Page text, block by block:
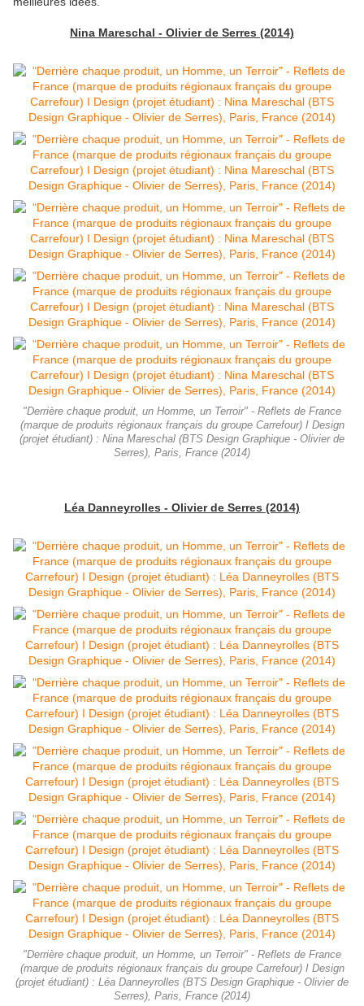
Nina Mareschal - Olivier de Serres (2014)
"Derrière chaque produit, un Homme, un Terroir" - Reflets de France
(marque de produits régionaux français du groupe Carrefour) I Design
(projet étudiant) : Nina Mareschal (BTS Design Graphique - Olivier de
Serres), Paris, France (2014)
Léa Danneyrolles - Olivier de Serres (2014)
"Derrière chaque produit, un Homme, un Terroir" - Reflets de France
(marque de produits régionaux français du groupe Carrefour) I Design
(projet étudiant) : Léa Danneyrolles (BTS Design Graphique - Olivier de
Serres), Paris, France (2014)